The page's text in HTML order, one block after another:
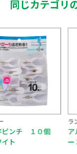
同じカテゴリ
ーサ 角ハンガ
グレー
ラ
ー